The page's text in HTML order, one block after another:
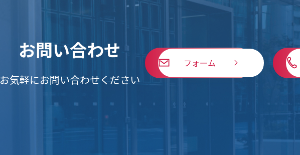
お問い合わせ
お気軽にお問い合わせください
フォーム